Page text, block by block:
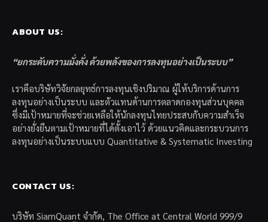
ABOUT US:
“ยกระดับความมั่งคั่ง ด้วยพลังของการลงทุนอย่างเป็นระบบ”
เราคือบริษัทวิจัยกลยุทธ์การลงทุนเชิงปริมาณ ผู้ให้บริการด้านการ
ลงทุนอย่างเป็นระบบ และตัวแทนด้านการตลาดกองทุนส่วนบุคคล
ซึ่งมีเป้าหมายที่จะช่วยเหลือให้นักลงทุนไทยประสบกับความสำเร็จ
อย่างยั่งยืนตามเป้าหมายที่ได้ตั้งเอาไว้ ด้วยแนวคิดและกระบวนการ
ลงทุนอย่างเป็นระบบแบบ Quantitative & Systematic Investing
CONTACT US:
บริษัท SiamQuant จำกัด, The Office at Central World 999/9